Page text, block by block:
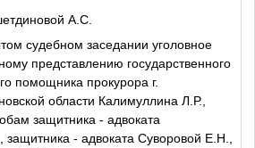
А.С.
судебном заседании уголовное
представлению государственного
помощника прокурора г.
области Калимуллина Л.Р.,
защитника - адвоката
- адвоката Суворовой Е.Н.,